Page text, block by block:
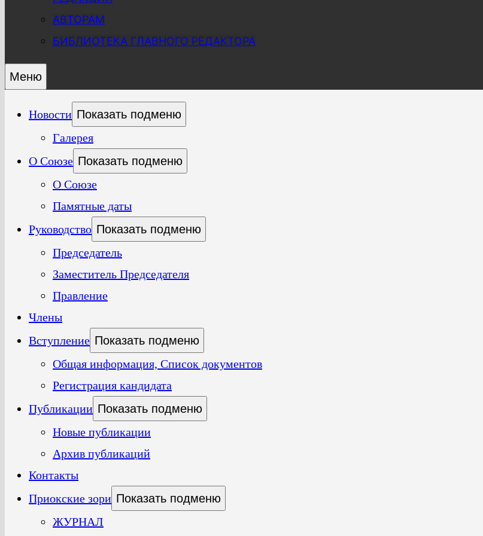
АВТОРАМ
БИБЛИОТЕКА ГЛАВНОГО РЕДАКТОРА
Меню
Новости Показать подменю
Галерея
О Союзе Показать подменю
О Союзе
Памятные даты
Руководство Показать подменю
Председатель
Заместитель Председателя
Правление
Члены
Вступление Показать подменю
Общая информация, Список документов
Регистрация кандидата
Публикации Показать подменю
Новые публикации
Архив публикаций
Контакты
Приокские зори Показать подменю
ЖУРНАЛ